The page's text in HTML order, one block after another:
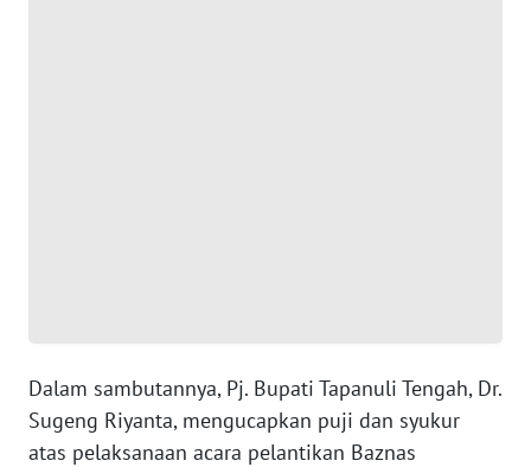
Dalam sambutannya, Pj. Bupati Tapanuli Tengah, Dr.
Sugeng Riyanta, mengucapkan puji dan syukur
atas pelaksanaan acara pelantikan Baznas
WN
RIAU